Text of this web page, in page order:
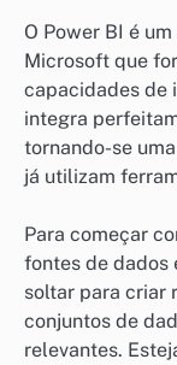
O Power BI é
Microsoft que
capacidades de
integra
tornando-se
já utilizam
Para começar
fontes de dados
soltar para criar
conjuntos de
relevantes.